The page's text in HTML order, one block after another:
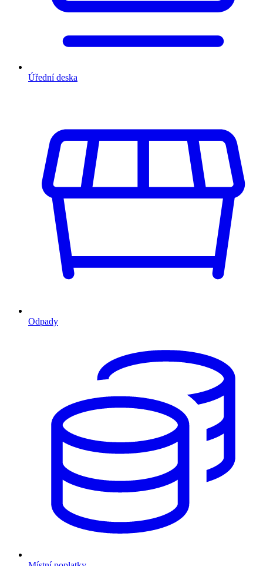
Úřední deska
Odpady